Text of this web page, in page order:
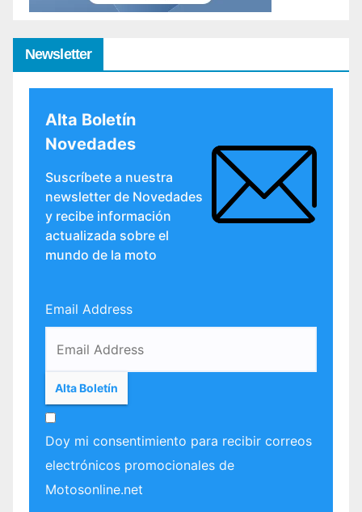
Newsletter
Alta Boletín
Novedades
Suscríbete a nuestra
newsletter de Novedades
y recibe información
actualizada sobre el
mundo de la moto
Email Address
Doy mi consentimiento para recibir correos
electrónicos promocionales de
Motosonline.net